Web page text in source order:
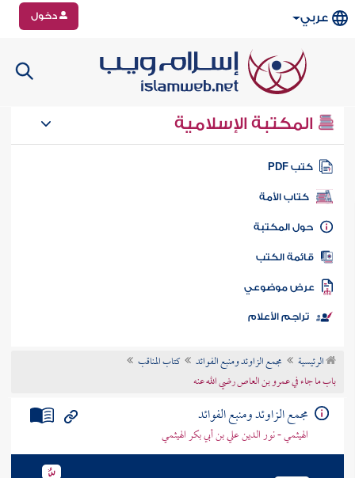
عربي دخول
المكتبة الإسلامية
كتب PDF
كتاب الأمة
المكتبة
الكتب
موضوعي
تراجم الأعلام
الرئيسية مجمع الزاوئد ومنبع الفوائد
كتاب المناقب
باب ما جاء في عمرو بن العاص رضي الله عنه
مجمع الزاوئد ومنبع الفوائد
الهيثمي - نور الدين علي بن أبي بكر الهيثمي